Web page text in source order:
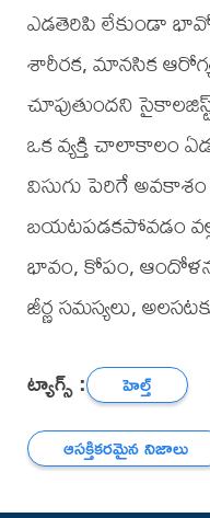
ఎడతెరిపి లేకుండా
శారీరక, మానసిక
చూపుతుందని
ఒక వ్యక్తి చాలాకాలం
విసుగు పెరిగే
బయటపడకపోవడం
భావం, కోపం,
జీర్ణ సమస్యలు,
ట్యాగ్స్ : హెల్త్
ఆసక్తికరమైన నిజాలు